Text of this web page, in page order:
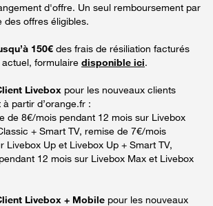
d'offre. Un seul remboursement par
des offres éligibles.
150€ des frais de résiliation facturés
formulaire disponible ici.
Livebox pour les nouveaux clients
partir d’orange.fr :
de 8€/mois pendant 12 mois sur Livebox
+ Smart TV, remise de 7€/mois
Livebox Up et Livebox Up + Smart TV,
12 mois sur Livebox Max et Livebox
Livebox + Mobile pour les nouveaux